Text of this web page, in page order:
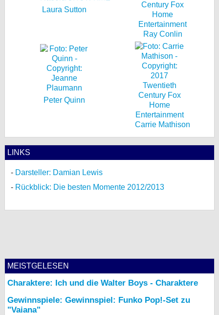
Laura Sutton
Ray Conlin
Peter Quinn
Carrie Mathison
LINKS
Darsteller: Damian Lewis
Rückblick: Die besten Momente 2012/2013
MEISTGELESEN
Charaktere: Ich und die Walter Boys - Charaktere
Gewinnspiele: Gewinnspiel: Funko Pop!-Set zu
"Vaiana"